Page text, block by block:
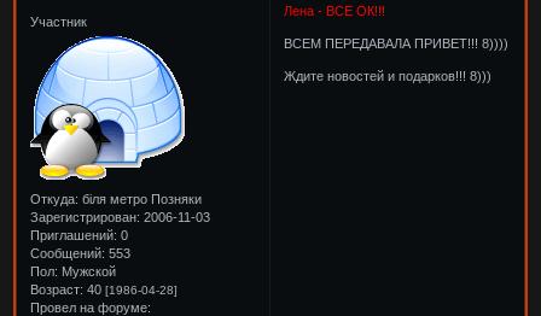
Участник
Откуда: біля метро Позняки
Зарегистрирован: 2006-11-03
Приглашений: 0
Сообщений: 553
Пол: Мужской
Возраст: 40[1986-04-28]
Провел на форуме:
Лена - ВСЕ ОК!!!
ВСЕМ ПЕРЕДАВАЛА ПРИВЕТ!!! 8))))
Ждите новостей и подарков!!! 8)))